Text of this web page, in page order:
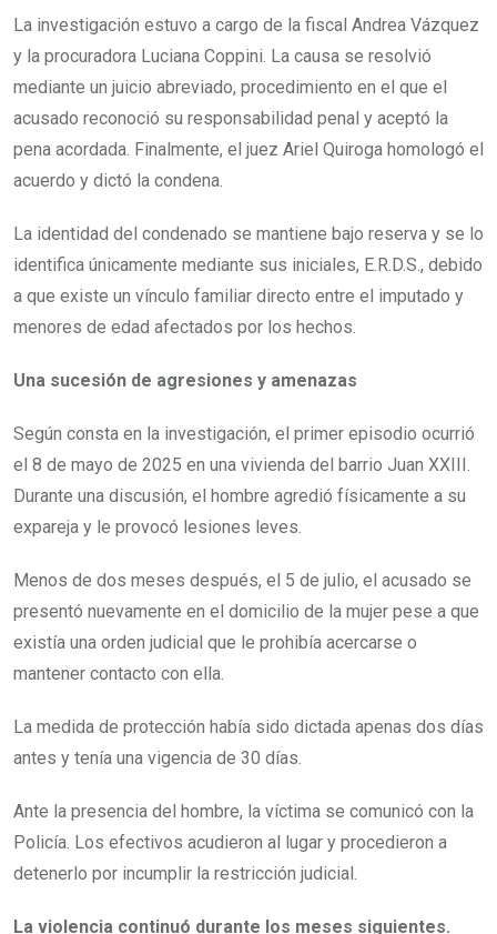
La investigación estuvo a cargo de la fiscal Andrea Vázquez
y la procuradora Luciana Coppini. La causa se resolvió
mediante un juicio abreviado, procedimiento en el que el
acusado reconoció su responsabilidad penal y aceptó la
pena acordada. Finalmente, el juez Ariel Quiroga homologó el
acuerdo y dictó la condena.
La identidad del condenado se mantiene bajo reserva y se lo
identifica únicamente mediante sus iniciales, E.R.D.S., debido
a que existe un vínculo familiar directo entre el imputado y
menores de edad afectados por los hechos.
Una sucesión de agresiones y amenazas
Según consta en la investigación, el primer episodio ocurrió
el 8 de mayo de 2025 en una vivienda del barrio Juan XXIII.
Durante una discusión, el hombre agredió físicamente a su
expareja y le provocó lesiones leves.
Menos de dos meses después, el 5 de julio, el acusado se
presentó nuevamente en el domicilio de la mujer pese a que
existía una orden judicial que le prohibía acercarse o
mantener contacto con ella.
La medida de protección había sido dictada apenas dos días
antes y tenía una vigencia de 30 días.
Ante la presencia del hombre, la víctima se comunicó con la
Policía. Los efectivos acudieron al lugar y procedieron a
detenerlo por incumplir la restricción judicial.
La violencia continuó durante los meses siguientes.